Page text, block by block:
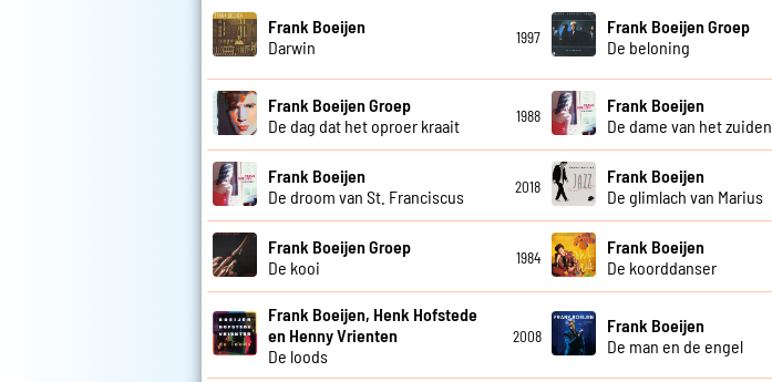
Frank Boeijen
Darwin
1997
Frank Boeijen Groep
De beloning
Frank Boeijen Groep
De dag dat het oproer kraait
1988
Frank Boeijen
De dame van het zuiden
Frank Boeijen
De droom van St. Franciscus
2018
Frank Boeijen
De glimlach van Marius
Frank Boeijen Groep
De kooi
1984
Frank Boeijen
De koorddanser
Frank Boeijen, Henk Hofstede
en Henny Vrienten
De loods
2008
Frank Boeijen
De man en de engel